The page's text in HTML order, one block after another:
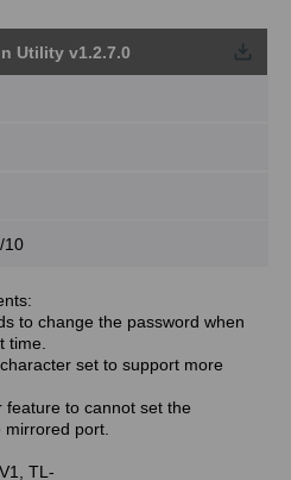
Utility v1.2.7.0
10
to change the password when
time.
set to support more
to cannot set the
port.
TL-